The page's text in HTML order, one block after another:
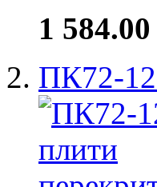
1 584.00
ПК72-